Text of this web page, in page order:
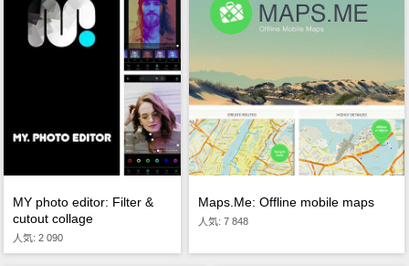
MY photo editor: Filter &
cutout collage
人気: 2 090
Maps.Me: Offline mobile maps
人気: 7 848